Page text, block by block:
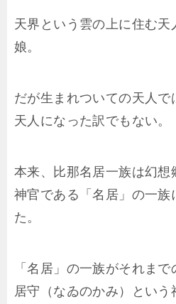
天界という雲の上に住む
娘。
だが生まれついての天人
天人になった訳でもない。
本来、比那名居一族は幻
神官である「名居」の一
た。
「名居」の一族がそれま
居守（なゐのかみ）とい